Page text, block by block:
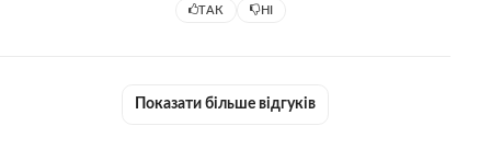
ТАК НІ
Показати більше відгуків